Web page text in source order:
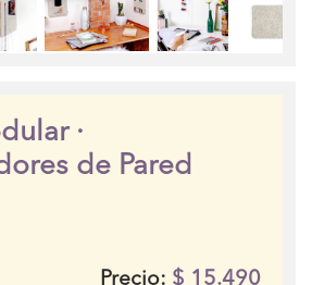
·
de Pared
Precio: $ 15.490